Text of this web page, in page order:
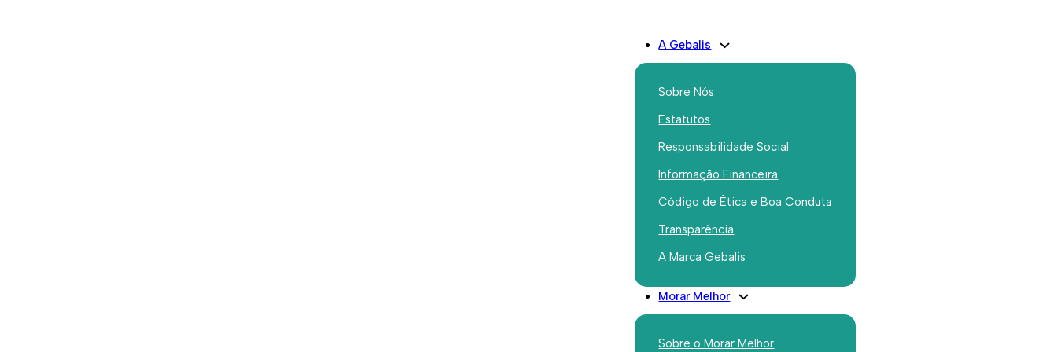
A Gebalis
Sobre Nós
Estatutos
Responsabilidade Social
Informação Financeira
Código de Ética e Boa Conduta
Transparência
A Marca Gebalis
Morar Melhor
Sobre o Morar Melhor
Atividade Comunitária hoje
no Casalinho da Ajuda